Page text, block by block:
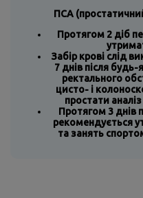
ПСА
Протягом 2 діб
Забір крові слід
7 днів після будь-
ректального
цисто- і
простати
Протягом 3 днів
рекомендується
та занять